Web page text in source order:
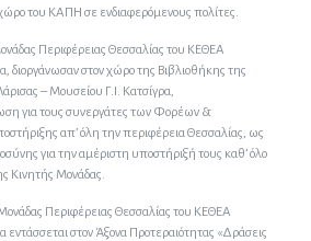
του ΚΑΠΗ σε ενδιαφερόμενους πολίτες.
Περιφέρειας Θεσσαλίας του ΚΕΘΕΑ
διοργάνωσαν στον χώρο της Βιβλιοθήκης της
– Μουσείου Γ.Ι. Κατσίγρα,
για τους συνεργάτες των Φορέων &
απ’ όλη την περιφέρεια Θεσσαλίας, ως
για την αμέριστη υποστήριξή τους καθ’ όλο
Κινητής Μονάδας.
Περιφέρειας Θεσσαλίας του ΚΕΘΕΑ
στον Άξονα Προτεραιότητας «Δράσεις